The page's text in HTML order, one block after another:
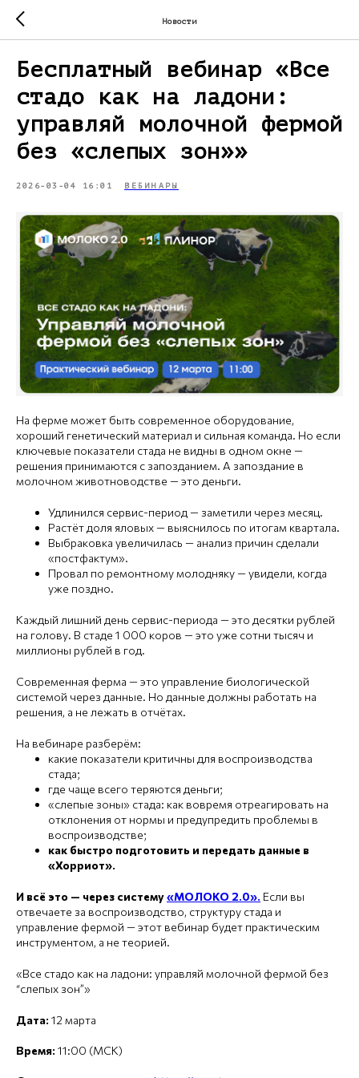
Новости
Бесплатный вебинар «Все
стадо как на ладони:
управляй молочной фермой
без «слепых зон»»
2026-03-04 16:01 ВЕБИНАРЫ
На ферме может быть современное оборудование,
хороший генетический материал и сильная команда. Но если
ключевые показатели стада не видны в одном окне —
решения принимаются с запозданием. А запоздание в
молочном животноводстве — это деньги.
Удлинился сервис-период — заметили через месяц.
Растёт доля яловых — выяснилось по итогам квартала.
Выбраковка увеличилась — анализ причин сделали
«постфактум».
Провал по ремонтному молодняку — увидели, когда
уже поздно.
Каждый лишний день сервис-периода — это десятки рублей
на голову. В стаде 1 000 коров — это уже сотни тысяч и
миллионы рублей в год.
Современная ферма — это управление биологической
системой через данные. Но данные должны работать на
решения, а не лежать в отчётах.
На вебинаре разберём:
какие показатели критичны для воспроизводства
стада;
где чаще всего теряются деньги;
«слепые зоны» стада: как вовремя отреагировать на
отклонения от нормы и предупредить проблемы в
воспроизводстве;
как быстро подготовить и передать данные в
«Хорриот».
И всё это — через систему«МОЛОКО 2.0». Если вы
отвечаете за воспроизводство, структуру стада и
управление фермой — этот вебинар будет практическим
инструментом, а не теорией.
«Все стадо как на ладони: управляй молочной фермой без
“слепых зон”»
Дата: 12 марта
Время: 11:00 (МСК)